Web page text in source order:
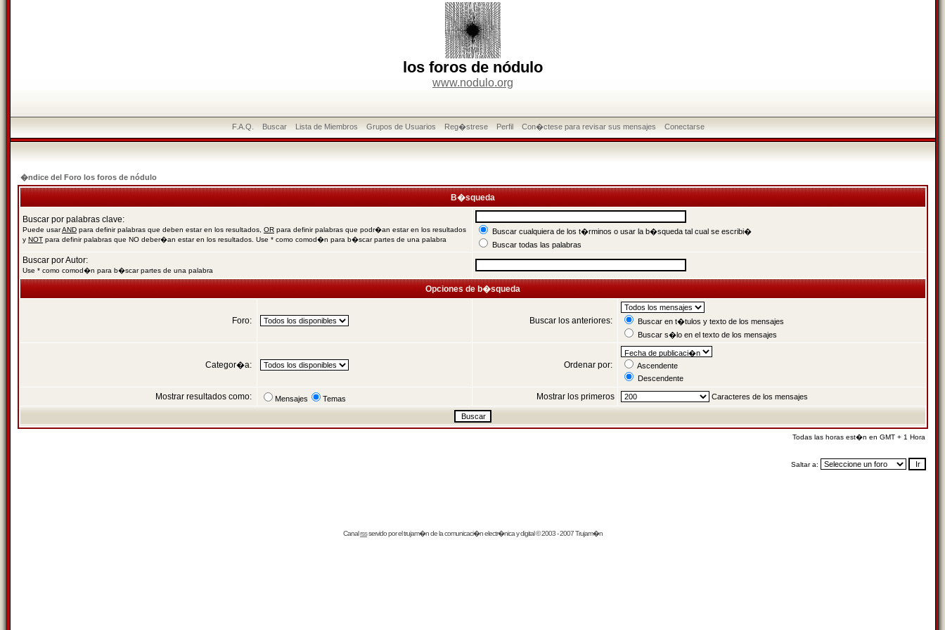
los foros de nódulo
www.nodulo.org
F.A.Q. Buscar Lista de Miembros Grupos de Usuarios Reg�strese Perfil Con�ctese para revisar sus mensajes Conectarse
�ndice del Foro los foros de nódulo
B�squeda
Buscar por palabras clave:
Puede usarAND para definir palabras que deben estar en los resultados, OR para definir palabras que podr�an estar en los resultados
y NOT para definir palabras que NO deber�an estar en los resultados. Use * como comod�n para b�scar partes de una palabra
Buscar cualquiera de los t�rminos o usar la b�squeda tal cual se escribi�
Buscar todas las palabras
Buscar por Autor:
Use * como comod�n para b�scar partes de una palabra
Opciones de b�squeda
Foro: Buscar los anteriores:
Buscar en t�tulos y texto de los mensajes
Buscar s�lo en el texto de los mensajes
Categor�a: Ordenar por:
Ascendente
Descendente
Mostrar resultados como: Mensajes Temas Mostrar los primeros Caracteres de los mensajes
Todas las horas est�n en GMT + 1 Hora
Saltar a:
Canalrssservido por eltrujam�nde la comunicaci�n electr�nica y digital © 2003 - 2007 Trujam�n